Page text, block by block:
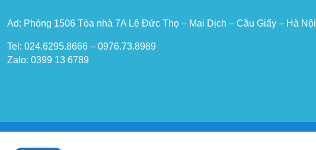
Ad: Phòng 1506 Tòa nhà 7A Lê Đức Thọ – Mai Dịch – Cầu Giấy – Hà Nội
Tel: 024.6295.8666 – 0976.73.8989
Zalo: 0399 13 6789